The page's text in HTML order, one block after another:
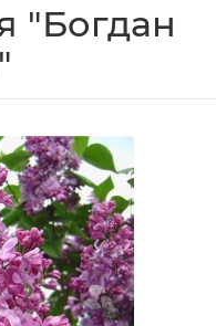
"Богдан